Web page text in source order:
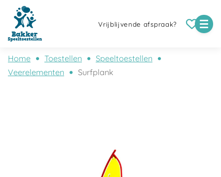
Vrijblijvende afspraak?
Home Toestellen
Speeltoestellen
Veerelementen
Surfplank